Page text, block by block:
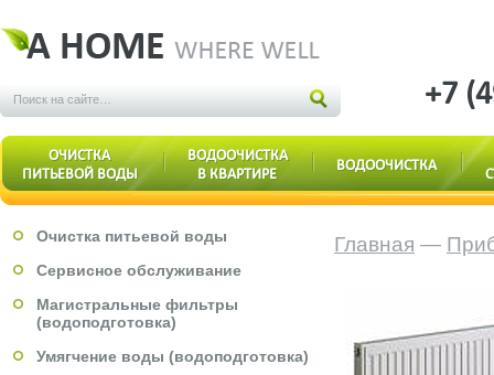
+7
ОЧИСТКА
ПИТЬЕВОЙ ВОДЫ
ВОДООЧИСТКА
В КВАРТИРЕ
ВОДООЧИСТКА
Очистка питьевой воды
Сервисное обслуживание
Магистральные фильтры
(водоподготовка)
Умягчение воды (водоподготовка)
Главная —